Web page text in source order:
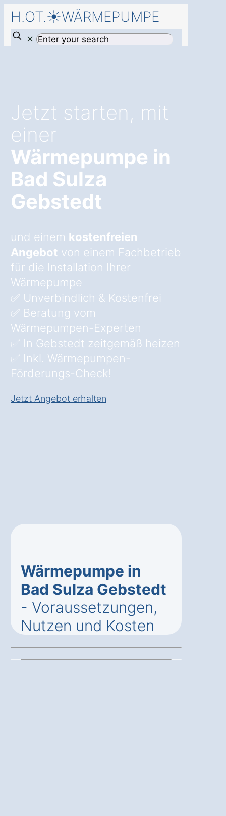
H.OT.☀️WÄRMEPUMPE
✕
Jetzt starten, mit
einer
Wärmepumpe in
Bad Sulza
Gebstedt
und einem kostenfreien
Angebot von einem Fachbetrieb
für die Installation Ihrer
Wärmepumpe
✅ Unverbindlich & Kostenfrei
✅ Beratung vom
Wärmepumpen-Experten
✅ In Gebstedt zeitgemäß heizen
✅ Inkl. Wärmepumpen-
Förderungs-Check!
Jetzt Angebot erhalten
Wärmepumpe in
Bad Sulza Gebstedt
- Voraussetzungen,
Nutzen und Kosten